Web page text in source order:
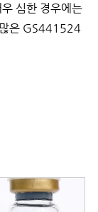
심한 경우에는
은 GS441524